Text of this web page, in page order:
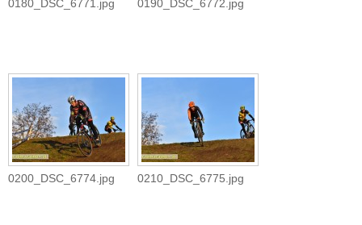
0180_DSC_6771.jpg 0190_DSC_6772.jpg
0200_DSC_6774.jpg 0210_DSC_6775.jpg